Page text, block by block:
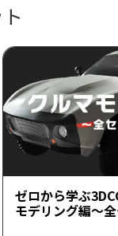
ゼロから学ぶ
モデリング編～